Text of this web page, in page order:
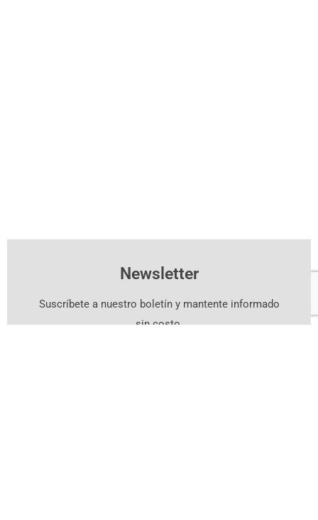
Newsletter
Suscríbete a nuestro boletín y mantente informado
sin costo.